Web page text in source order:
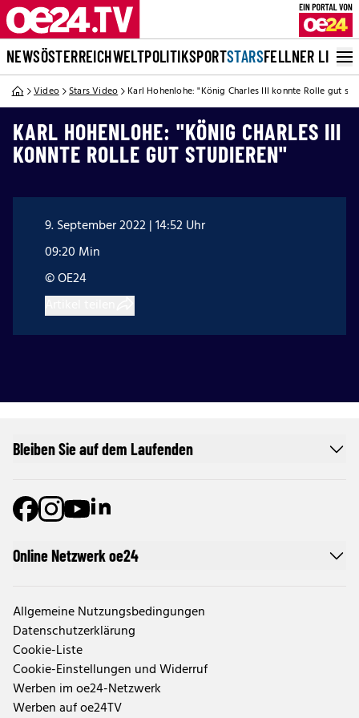
NEWSÖSTERREICHWELTPOLITIKSPORTSTARSFELLNER LIVE
Video Stars Video Karl Hohenlohe: "König Charles III konnte Rolle gut
KARL HOHENLOHE: "KÖNIG CHARLES III
KONNTE ROLLE GUT STUDIEREN"
9. September 2022 | 14:52 Uhr
09:20 Min
© OE24
Online Netzwerk oe24
Allgemeine Nutzungsbedingungen
Datenschutzerklärung
Cookie-Liste
Cookie-Einstellungen und Widerruf
Werben im oe24-Netzwerk
Werben auf oe24TV
Bleiben Sie auf dem Laufenden